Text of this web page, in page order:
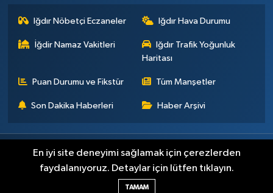
Iğdır Nöbetçi Eczaneler Iğdır Hava Durumu
İğdir Namaz Vakitleri
Iğdır Trafik Yoğunluk
Haritası
Puan Durumu ve Fikstür Tüm Manşetler
Son Dakika Haberleri Haber Arşivi
Künye İletişim Çerez Politikası Gizlilik ilkeleri
Haber Yazılımı:
En iyi site deneyimi sağlamak için çerezlerden
faydalanıyoruz. Detaylar için lütfen tıklayın.
TAMAM